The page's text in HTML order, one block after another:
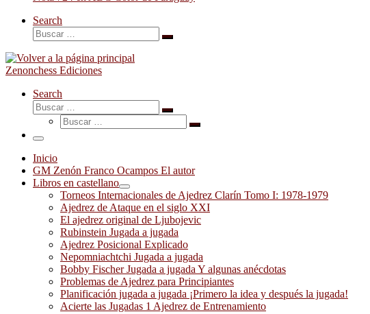
Search
Buscar
Buscar
Zenonchess Ediciones
Search
Buscar
Buscar
Buscar
Buscar
Menú
Inicio
GM Zenón Franco Ocampos El autor
Libros en castellano
Torneos Internacionales de Ajedrez Clarín Tomo I: 1978-1979
Ajedrez de Ataque en el siglo XXI
El ajedrez original de Ljubojevic
Rubinstein Jugada a jugada
Ajedrez Posicional Explicado
Nepomniachtchi Jugada a jugada
Bobby Fischer Jugada a jugada Y algunas anécdotas
Problemas de Ajedrez para Principiantes
Planificación jugada a jugada ¡Primero la idea y después la jugada!
Acierte las Jugadas 1 Ajedrez de Entrenamiento